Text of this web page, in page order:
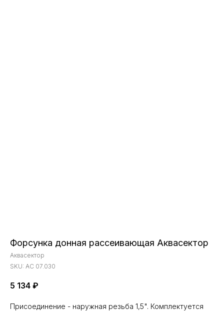
Форсунка донная рассеивающая Аквасектор
Аквасектор
SKU: АС 07.030
5 134 ₽
Присоединение - наружная резьба 1,5". Комплектуется